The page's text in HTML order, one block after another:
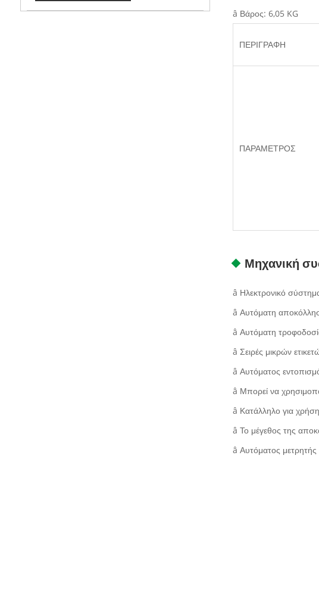
â Βάρος: 6,05 KG
ΠΕΡΙΓΡΑΦΗ
ΠΑΡΑΜΕΤΡΟΣ
Μηχανική
â Ηλεκτρονικό
â Αυτόματη
â Αυτόματη
â Σειρές μικρών
â Αυτόματος
â Μπορεί να
â Κατάλληλο για
â Το μέγεθος της
â Αυτόματος